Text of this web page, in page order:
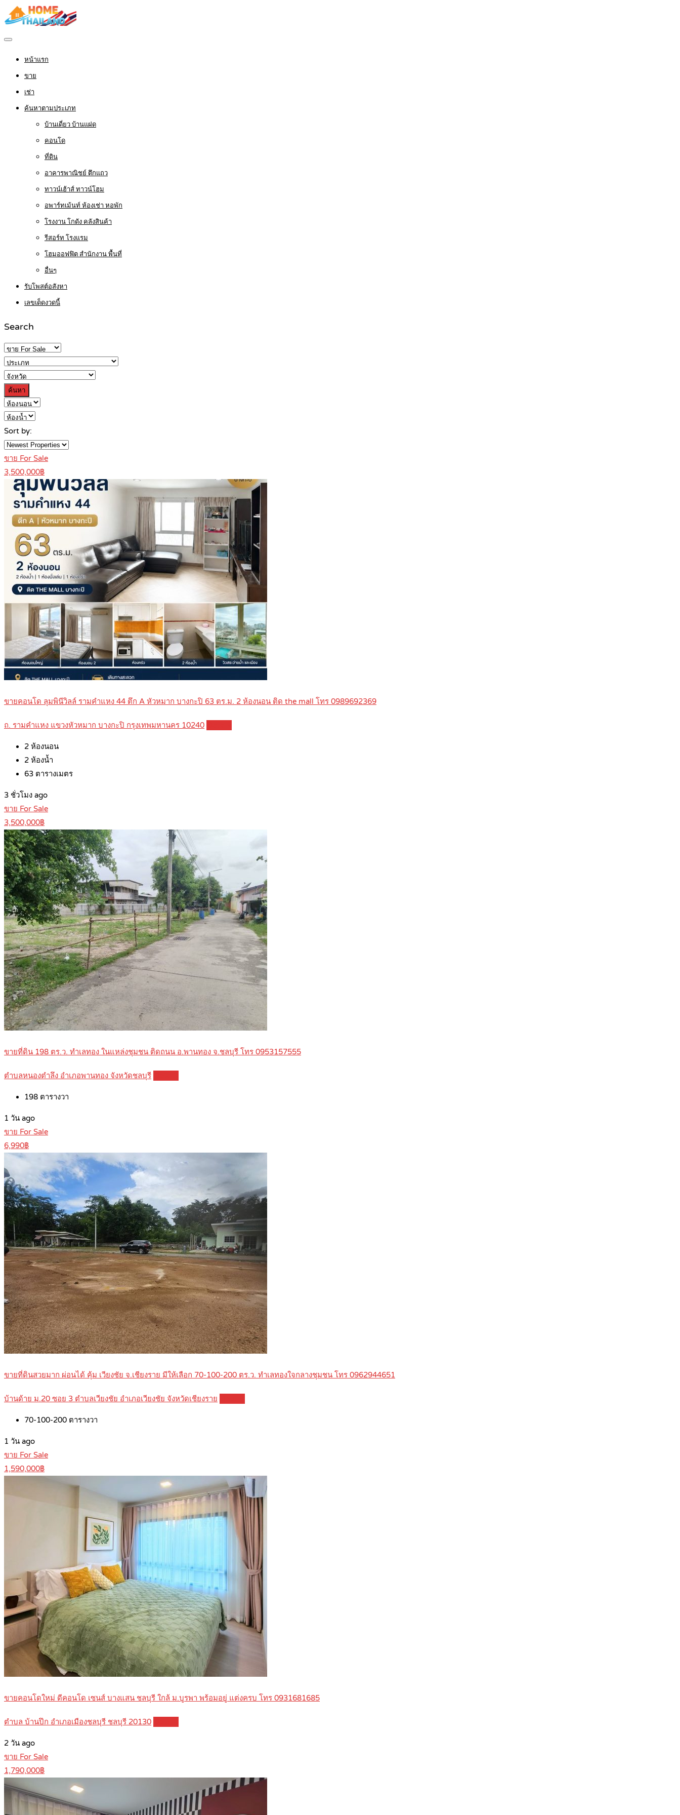
หน้าแรก
ขาย
เช่า
ค้นหาตามประเภท
บ้านเดี่ยว บ้านแฝด
คอนโด
ที่ดิน
อาคารพาณิชย์ ตึกแถว
ทาวน์เฮ้าส์ ทาวน์โฮม
อพาร์ทเม้นท์ ห้องเช่า หอพัก
โรงงาน โกดัง คลังสินค้า
รีสอร์ท โรงแรม
โฮมออฟฟิต สำนักงาน พื้นที่
อื่นๆ
รับโพสต์อสังหา
เลขเด็ดงวดนี้
Search
ค้นหา
Sort by:
ขาย For Sale
3,500,000฿
ขายคอนโด ลุมพินีวิลล์ รามคำแหง 44 ตึก A หัวหมาก บางกะปิ 63 ตร.ม. 2 ห้องนอน ติด the mall โทร 0989692369
ถ. รามคำแหง แขวงหัวหมาก บางกะปิ กรุงเทพมหานคร 10240
2 ห้องนอน
2 ห้องน้ำ
63 ตารางเมตร
3 ชั่วโมง ago
ขาย For Sale
3,500,000฿
ขายที่ดิน 198 ตร.ว. ทำเลทอง ในแหล่งชุมชน ติดถนน อ.พานทอง จ.ชลบุรี โทร 0953157555
ตำบลหนองตำลึง อำเภอพานทอง จังหวัดชลบุรี
198 ตารางวา
1 วัน ago
ขาย For Sale
6,990฿
ขายที่ดินสวยมาก ผ่อนได้ คุ้ม เวียงชัย จ.เชียงราย มีให้เลือก 70-100-200 ตร.ว. ทำเลทองใจกลางชุมชน โทร 0962944651
บ้านด้าย ม.20 ซอย 3 ตำบลเวียงชัย อำเภอเวียงชัย จังหวัดเชียงราย
70-100-200 ตารางวา
1 วัน ago
ขาย For Sale
1,590,000฿
ขายคอนโดใหม่ ดีคอนโด เซนส์ บางแสน ชลบุรี ใกล้ ม.บูรพา พร้อมอยู่ แต่งครบ โทร 0931681685
ตำบล บ้านปึก อำเภอเมืองชลบุรี ชลบุรี 20130
2 วัน ago
ขาย For Sale
1,790,000฿